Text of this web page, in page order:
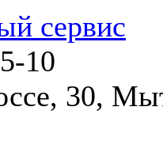
сервис
10
30,